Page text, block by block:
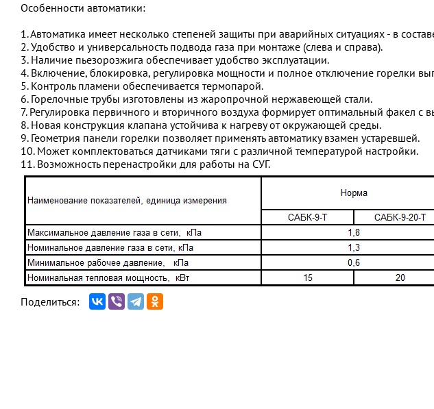
Особенности автоматики:
1. Автоматика имеет несколько степеней защиты при аварийных ситуациях - в
2. Удобство и универсальность подвода газа при монтаже (слева и справа).
3. Наличие пьезорозжига обеспечивает удобство эксплуатации.
4. Включение, блокировка, регулировка мощности и полное отключение горелки
5. Контроль пламени обеспечивается термопарой.
6. Горелочные трубы изготовлены из жаропрочной нержавеющей стали.
7. Регулировка первичного и вторичного воздуха формирует оптимальный факел с
8. Новая конструкция клапана устойчива к нагреву от окружающей среды.
9. Геометрия панели горелки позволяет применять автоматику взамен устаревшей.
10. Может комплектоваться датчиками тяги с различной температурой настройки.
11. Возможность перенастройки для работы на СУГ.
Поделиться: